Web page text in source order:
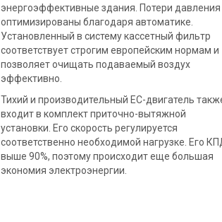
энергоэффективные здания. Потери давления
оптимизированы благодаря автоматике.
Установленный в систему кассетный фильтр
соответствует строгим европейским нормам и
позволяет очищать подаваемый воздух
эффективно.
Тихий и производительный EC-двигатель
входит в комплект приточно-вытяжной
установки. Его скорость регулируется
соответственно необходимой нагрузке. Его
выше 90%, поэтому происходит еще большая
экономия электроэнергии.